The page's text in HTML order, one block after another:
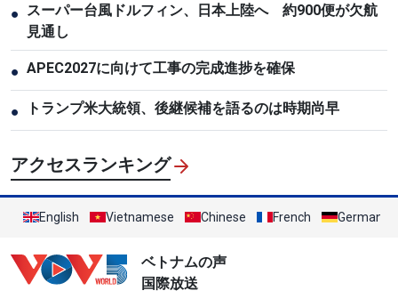
●
スーパー台風ドルフィン、日本上陸へ 約900便が欠航
見通し
● APEC2027に向けて工事の完成進捗を確保
● トランプ米大統領、後継候補を語るのは時期尚早
アクセスランキング
English Vietnamese Chinese French German
ベトナムの声
国際放送